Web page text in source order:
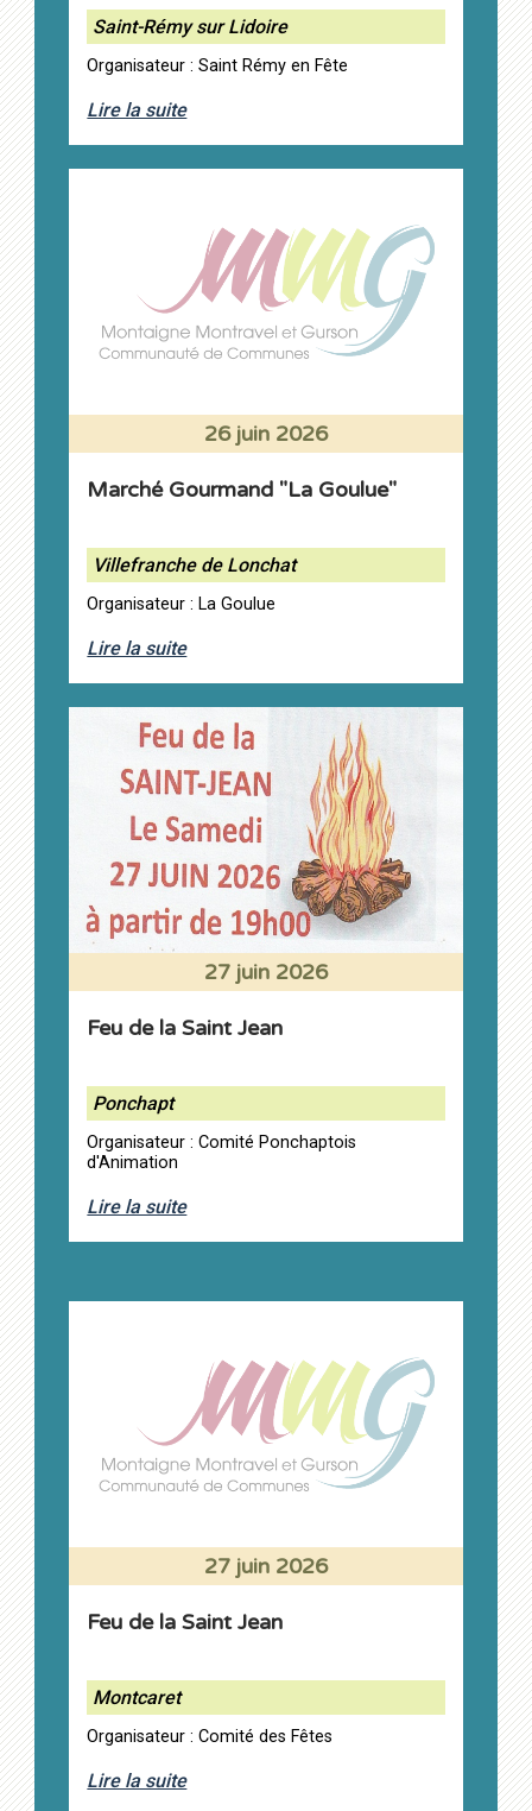
Saint-Rémy sur Lidoire
Organisateur : Saint Rémy en Fête
Lire la suite
26 juin 2026
Marché Gourmand "La Goulue"
Villefranche de Lonchat
Organisateur : La Goulue
Lire la suite
27 juin 2026
Feu de la Saint Jean
Ponchapt
Organisateur : Comité Ponchaptois
d'Animation
Lire la suite
27 juin 2026
Feu de la Saint Jean
Montcaret
Organisateur : Comité des Fêtes
Lire la suite